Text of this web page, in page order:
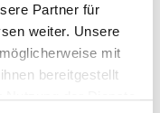
Partner für
weiter. Unsere
mit
bereitgestellt
Nutzung der Dienste